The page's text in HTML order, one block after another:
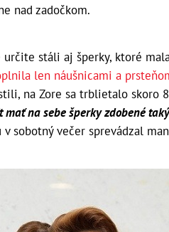
nad zadočkom.
určite stáli aj šperky, ktoré
len náušnicami a
na Zore sa trblietalo skoro
na sebe šperky zdobené
v sobotný večer sprevádzal